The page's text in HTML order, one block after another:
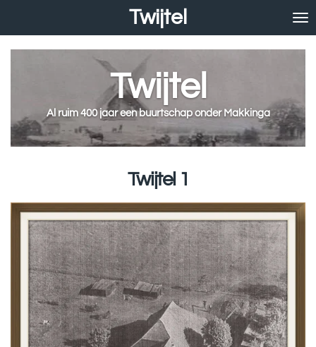
Twijtel
Twijtel
Al ruim 400 jaar een buurtschap onder Makkinga
Twijtel 1